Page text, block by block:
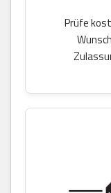
Prüfe